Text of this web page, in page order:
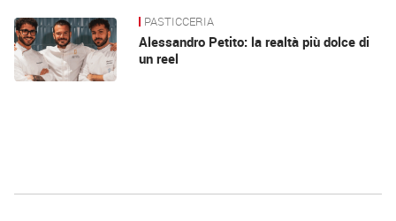
News PASTICCERIA
Alessandro Petito: la realtà più dolce di
un reel